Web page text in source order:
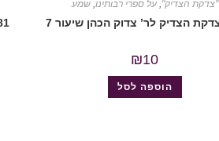
"צדקת הצדיק" ,על ספרי רבותינו ,שמע
₪10
הוספה לסל
881 צדקת